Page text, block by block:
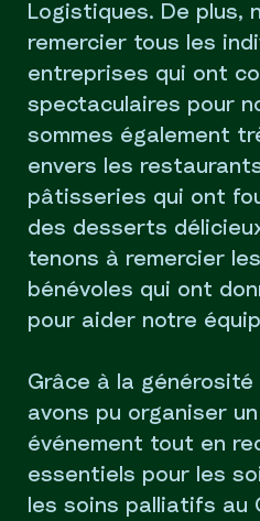
Logistiques. De plus,
remercier tous les
entreprises qui ont
spectaculaires pour
sommes également
envers les
pâtisseries qui ont
des desserts
tenons à remercier
bénévoles qui ont
pour aider notre
Grâce à la générosité
avons pu organiser
événement tout en
essentiels pour les
les soins palliatifs au